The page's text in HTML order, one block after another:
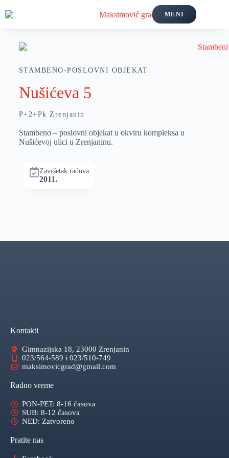
MENI
STAMBENO-POSLOVNI OBJEKAT
Nušićeva 5
P+2+Pk Zrenjanin
Stambeno – poslovni objekat u okviru kompleksa u
Nušićevoj ulici u Zrenjaninu.
Završetak radova
2011.
Kontakti
Gimnazijska 18, 23000 Zrenjanin
023/564-589 i 023/510-749
maksimovicgrad@gmail.com
Radno vreme
PON-PET: 8-16 časova
SUB: 8-12 časova
NED: Zatvoreno
Pratite nas